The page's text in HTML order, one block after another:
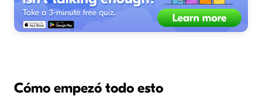
Cómo empezó todo esto